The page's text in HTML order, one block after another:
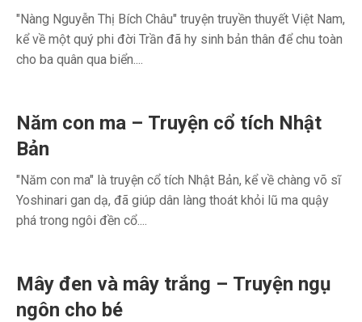
"Nàng Nguyễn Thị Bích Châu" truyện truyền thuyết Việt Nam,
kể về một quý phi đời Trần đã hy sinh bản thân để chu toàn
cho ba quân qua biển....
Năm con ma – Truyện cổ tích Nhật
Bản
"Năm con ma" là truyện cổ tích Nhật Bản, kể về chàng võ sĩ
Yoshinari gan dạ, đã giúp dân làng thoát khỏi lũ ma quậy
phá trong ngôi đền cổ....
Mây đen và mây trắng – Truyện ngụ
ngôn cho bé